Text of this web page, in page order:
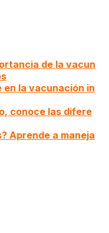
de la vacun
la vacunación in
conoce las difere
Aprende a maneja